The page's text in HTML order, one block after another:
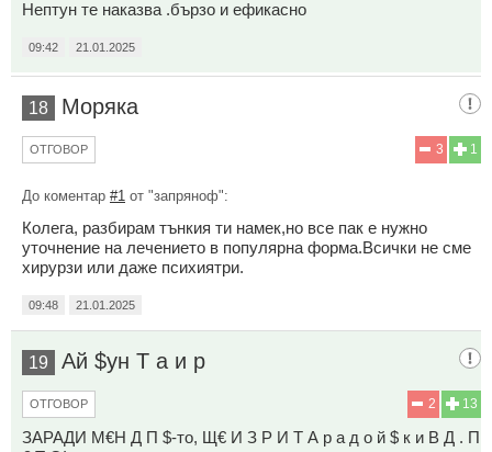
Нептун те наказва .бързо и ефикасно
09:42 21.01.2025
18 Моряка
1
3
ОТГОВОР
До коментар #1 от "запряноф":
Колега, разбирам тънкия ти намек,но все пак е нужно
уточнение на лечението в популярна форма.Всички не сме
хирурзи или даже психиятри.
09:48 21.01.2025
19 Ай $ун Т а и р
13
2
ОТГОВОР
ЗАРАДИ М€Н Д П $-то, Щ€ И З Р И Т А р а д о й $ к и В Д . П